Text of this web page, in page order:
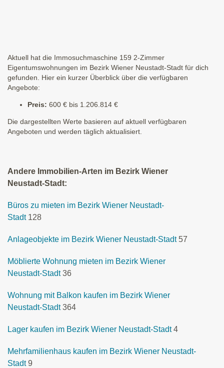
Aktuell hat die Immosuchmaschine 159 2-Zimmer
Eigentumswohnungen im Bezirk Wiener Neustadt-Stadt für dich
gefunden. Hier ein kurzer Überblick über die verfügbaren
Angebote:
Preis: 600 € bis 1.206.814 €
Die dargestellten Werte basieren auf aktuell verfügbaren
Angeboten und werden täglich aktualisiert.
Andere Immobilien-Arten im Bezirk Wiener
Neustadt-Stadt:
Büros zu mieten im Bezirk Wiener Neustadt-
Stadt 128
Anlageobjekte im Bezirk Wiener Neustadt-Stadt 57
Möblierte Wohnung mieten im Bezirk Wiener
Neustadt-Stadt 36
Wohnung mit Balkon kaufen im Bezirk Wiener
Neustadt-Stadt 364
Lager kaufen im Bezirk Wiener Neustadt-Stadt 4
Mehrfamilienhaus kaufen im Bezirk Wiener Neustadt-
Stadt 9